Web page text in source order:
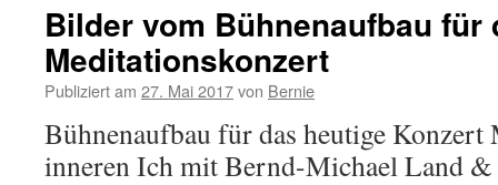
Bilder vom Bühnenaufbau für
Meditationskonzert
Publiziert am 27. Mai 2017von Bernie
Bühnenaufbau für das heutige
inneren Ich mit Bernd-Michael Land